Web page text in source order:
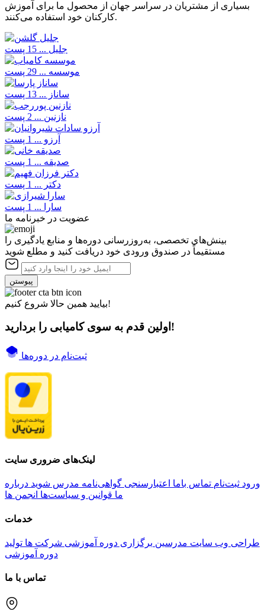
بسیاری از مشتریان در سراسر جهان از محصول ما برای آموزش
کارکنان خود استفاده می‌کنند.
جلیل ... 15 پست
موسسه ... 29 پست
ساناز ... 13 پست
نازنین ... 2 پست
آرزو ... 1 پست
صدیقه ... 1 پست
دکتر ... 1 پست
سارا ... 1 پست
عضویت در خبرنامه ما
بینش‌های تخصصی، به‌روزرسانی دوره‌ها و منابع یادگیری را
مستقیماً در صندوق ورودی خود دریافت کنید و مطلع شوید
پیوستن
بیایید همین حالا شروع کنیم!
اولین قدم به سوی کامیابی را بردارید!
ثبت‌نام در دوره‌ها
لینک‌های ضروری سایت
ورود ثبت‌نام تماس باما اعتبارسنجی گواهی‌نامه مدرس شوید درباره
ما قوانین و سیاست‌ها انجمن ها
خدمات
طراحی وب سایت مدرسین برگزاری دوره آموزشی شرکت ها تولید
دوره آموزشی
تماس با ما